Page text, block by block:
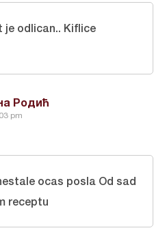
Родић
pm
je odlican.. Kiflice
ocas posla Od sad
receptu